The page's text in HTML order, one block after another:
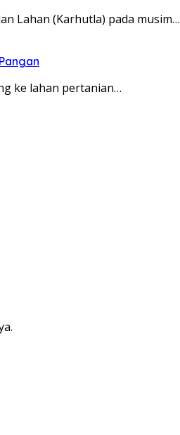
Lahan (Karhutla) pada musim…
ke lahan pertanian…